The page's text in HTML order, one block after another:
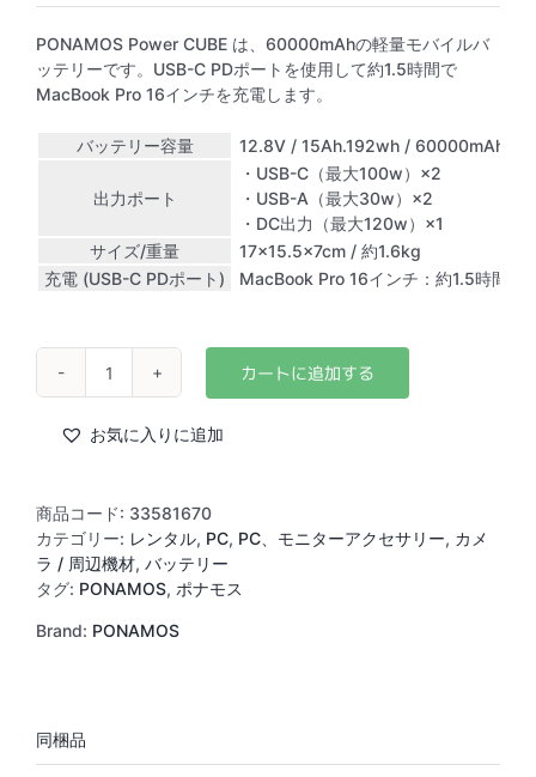
PONAMOS Power CUBE は、60000mAhの軽量モバイルバ
ッテリーです。USB-C PDポートを使用して約1.5時間で
MacBook Pro 16インチを充電します。
バッテリー容量 12.8V / 15Ah.192wh / 60000mAh
出力ポート
・USB-C（最大100w）×2
・USB-A（最大30w）×2
・DC出力（最大120w）×1
サイズ/重量
‎17×15.5×7cm / 約1.6kg
充電 (USB-C PDポート)
MacBook Pro 16インチ：約1.5時間
PONAMOS
CUBE
お気に入りに追加
商品コード: 33581670
カテゴリー: レンタル, PC, PC、モニターアクセサリー, カメ
ラ / 周辺機材, バッテリー
タグ: PONAMOS, ポナモス
Brand: PONAMOS